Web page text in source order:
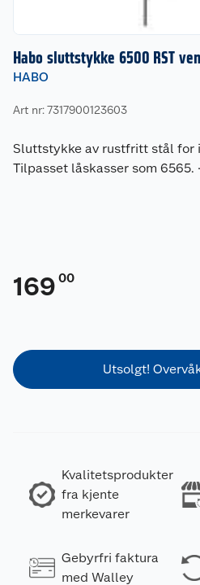
Habo sluttstykke 6500 RST
HABO
Art nr: 7317900123603
Sluttstykke av rustfritt stål for
Tilpasset låskasser som 6565.
169 00
Utsolgt!
Kvalitetsprodukter
fra kjente
merkevarer
Gebyrfri faktura
med Walley